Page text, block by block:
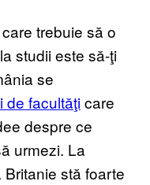
trebuie să o
studii este să-ţi
se
de facultăţicare
despre ce
urmezi. La
stă foarte